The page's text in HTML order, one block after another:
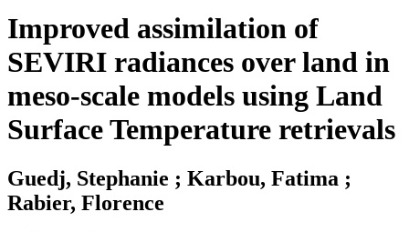
Improved assimilation of
SEVIRI radiances over land in
meso-scale models using Land
Surface Temperature retrievals
Guedj, Stephanie ; Karbou, Fatima ;
Rabier, Florence